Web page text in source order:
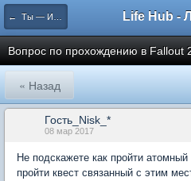
← Ты — Избранный
Вопрос по прохождению в Fallout
« Назад
Гость_Nisk_*
08 мар 2017
Не подскажете как пройти атомный
пройти квест связанный с этим